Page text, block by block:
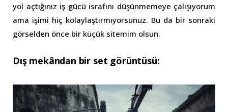
yol açtığınız iş gücü israfını düşünmemeye çalışıyorum
ama işimi hiç kolaylaştırmıyorsunuz. Bu da bir sonraki
görselden önce bir küçük sitemim olsun.
Dış mekândan bir set görüntüsü: